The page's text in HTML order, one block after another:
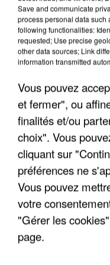
L’UN DES
MAFIA
Save and communicate
process personal data such
following functionalities:
requested; Use precise
other data sources; Link
information transmitted
Vous pouvez
et fermer", ou
finalités et/ou
choix". Vous
cliquant sur
préférences ne
Vous pouvez
votre
"Gérer les
page.